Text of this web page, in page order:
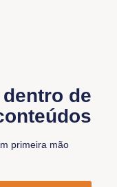
de
primeira mão